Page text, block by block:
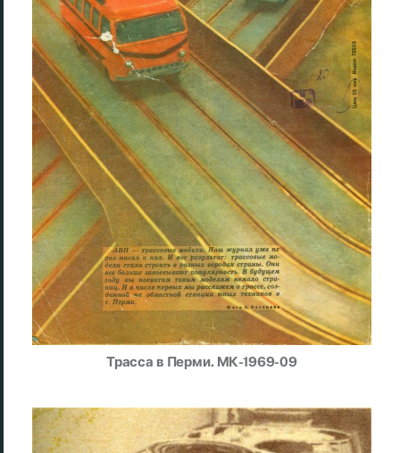
Трасса в Перми. МК-1969-09